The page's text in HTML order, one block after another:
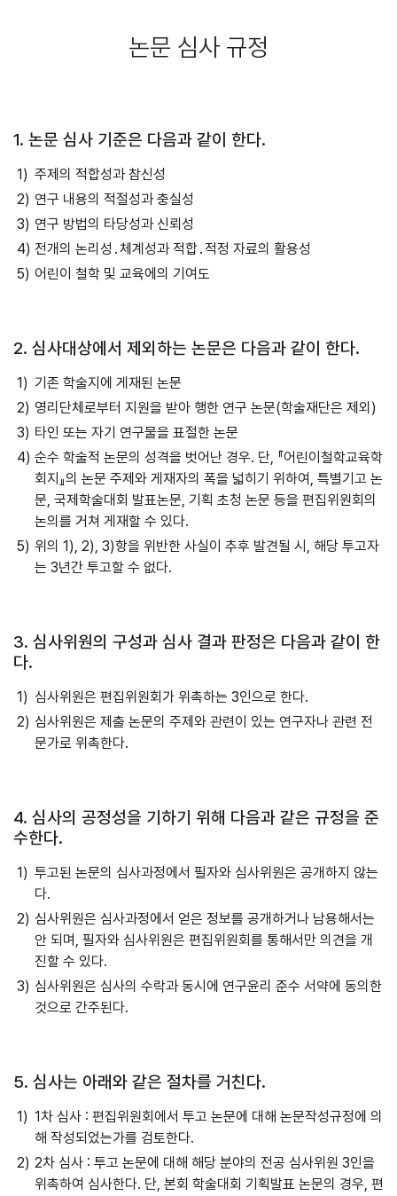
논문 심사 규정
1. 논문 심사 기준은 다음과 같이 한다.
주제의 적합성과 참신성
연구 내용의 적절성과 충실성
연구 방법의 타당성과 신뢰성
전개의 논리성․체계성과 적합․적정 자료의 활용성
어린이 철학 및 교육에의 기여도
2. 심사대상에서 제외하는 논문은 다음과 같이 한다.
기존 학술지에 게재된 논문
영리단체로부터 지원을 받아 행한 연구 논문(학술재단은 제외)
타인 또는 자기 연구물을 표절한 논문
순수 학술적 논문의 성격을 벗어난 경우. 단, 『어린이철학교육학
회지』의 논문 주제와 게재자의 폭을 넓히기 위하여, 특별기고 논
문, 국제학술대회 발표논문, 기획 초청 논문 등을 편집위원회의
논의를 거쳐 게재할 수 있다.
위의 1), 2), 3)항을 위반한 사실이 추후 발견될 시, 해당 투고자
는 3년간 투고할 수 없다.
3. 심사위원의 구성과 심사 결과 판정은 다음과 같이 한
다.
심사위원은 편집위원회가 위촉하는 3인으로 한다.
심사위원은 제출 논문의 주제와 관련이 있는 연구자나 관련 전
문가로 위촉한다.
4. 심사의 공정성을 기하기 위해 다음과 같은 규정을 준
수한다.
투고된 논문의 심사과정에서 필자와 심사위원은 공개하지 않는
다.
심사위원은 심사과정에서 얻은 정보를 공개하거나 남용해서는
안 되며, 필자와 심사위원은 편집위원회를 통해서만 의견을 개
진할 수 있다.
심사위원은 심사의 수락과 동시에 연구윤리 준수 서약에 동의한
것으로 간주된다.
5. 심사는 아래와 같은 절차를 거친다.
1차 심사 : 편집위원회에서 투고 논문에 대해 논문작성규정에 의
해 작성되었는가를 검토한다.
2차 심사 : 투고 논문에 대해 해당 분야의 전공 심사위원 3인을
위촉하여 심사한다. 단, 본회 학술대회 기획발표 논문의 경우, 편